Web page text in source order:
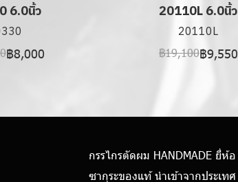
6.0นิ้ว
฿8,000
20110L 6.0นิ้ว
20110L
฿19,100฿9,550
กรรไกรตัดผม HANDMADE ยี่ห้อ
ซากุระของแท้ นำเข้าจากประเทศ